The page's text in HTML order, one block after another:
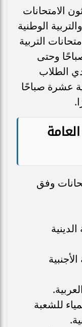
الامتحانات
الوطنية
2026، وتعقد امتحانات التربية
وحتى
الطلاب
عشرة صباحًا
وفق
التربية الدينية
2026 اللغة الأجنبية
2 يوليو 2026 الكيمياء للشعبة